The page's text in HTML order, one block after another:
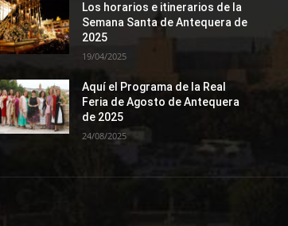
Los horarios e itinerarios de la
Semana Santa de Antequera de
2025
19/04/2025
Aquí el Programa de la Real
Feria de Agosto de Antequera
de 2025
24/08/2025